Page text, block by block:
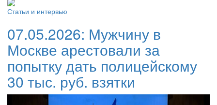
Статьи и интервью
07.05.2026: Мужчину в
Москве арестовали за
попытку дать полицейскому
30 тыс. руб. взятки